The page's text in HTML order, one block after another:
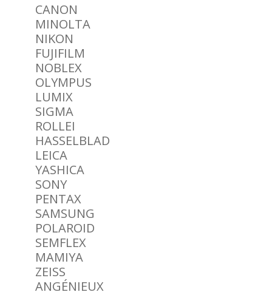
CANON
MINOLTA
NIKON
FUJIFILM
NOBLEX
OLYMPUS
LUMIX
SIGMA
ROLLEI
HASSELBLAD
LEICA
YASHICA
SONY
PENTAX
SAMSUNG
POLAROID
SEMFLEX
MAMIYA
ZEISS
ANGÉNIEUX